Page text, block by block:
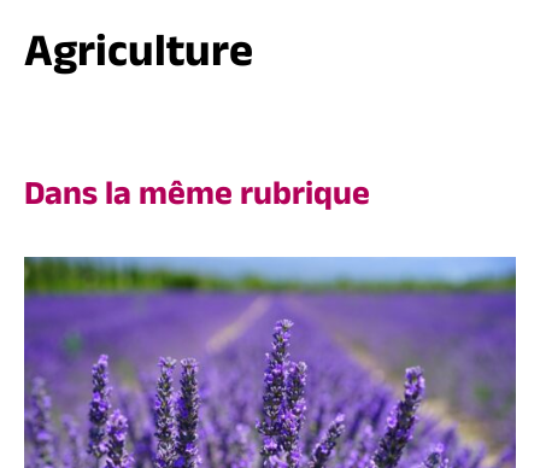
Agriculture
Dans la même rubrique